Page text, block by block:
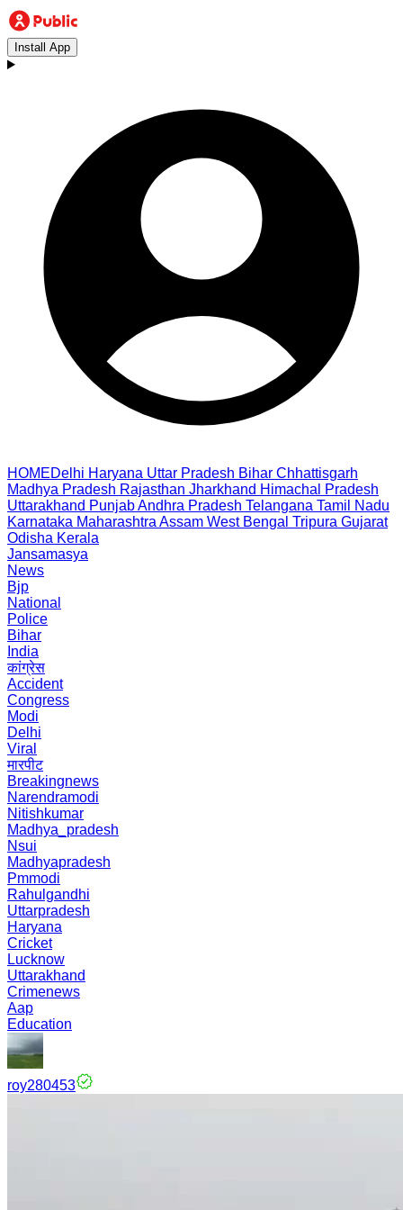
Install App
HOMEDelhi Haryana Uttar Pradesh Bihar Chhattisgarh
Madhya Pradesh Rajasthan Jharkhand Himachal Pradesh
Uttarakhand PunjabAndhra Pradesh Telangana Tamil Nadu
Karnataka Maharashtra Assam West Bengal Tripura Gujarat
Odisha Kerala
Jansamasya
News
Bjp
National
Police
Bihar
India
कांग्रेस
Accident
Congress
Modi
Delhi
Viral
मारपीट
Breakingnews
Narendramodi
Nitishkumar
Madhya_pradesh
Nsui
Madhyapradesh
Pmmodi
Rahulgandhi
Uttarpradesh
Haryana
Cricket
Lucknow
Uttarakhand
Crimenews
Aap
Education
roy280453